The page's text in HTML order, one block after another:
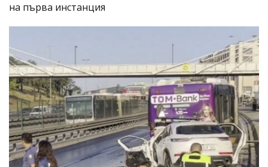
на първа инстанция